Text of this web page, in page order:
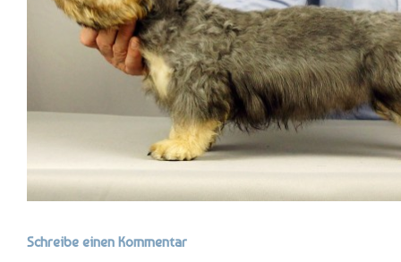
Schreibe einen Kommentar